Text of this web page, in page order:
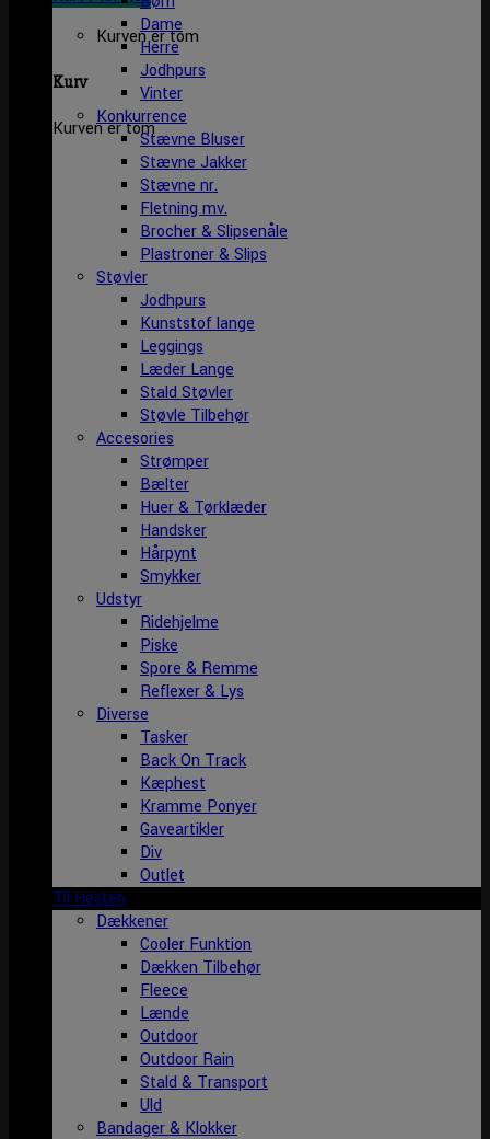
Kurven er tom
Kurv
Kurven er tom
Dame
Herre
Jodhpurs
Vinter
Konkurrence
Stævne Bluser
Stævne Jakker
Stævne nr.
Fletning mv.
Brocher & Slipsenåle
Plastroner & Slips
Støvler
Jodhpurs
Kunststof lange
Leggings
Læder Lange
Stald Støvler
Støvle Tilbehør
Accesories
Strømper
Bælter
Huer & Tørklæder
Handsker
Hårpynt
Smykker
Udstyr
Ridehjelme
Piske
Spore & Remme
Reflexer & Lys
Diverse
Tasker
Back On Track
Kæphest
Kramme Ponyer
Gaveartikler
Div
Outlet
Til Hesten
Dækkener
Cooler Funktion
Dækken Tilbehør
Fleece
Lænde
Outdoor
Outdoor Rain
Stald & Transport
Uld
Bandager & Klokker